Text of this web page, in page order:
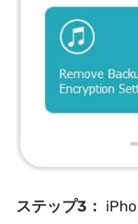
ステップ3：